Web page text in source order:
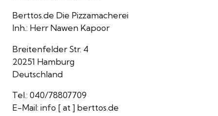
Berttos.de Die Pizzamacherei
Inh.: Herr Nawen Kapoor
Breitenfelder Str. 4
20251 Hamburg
Deutschland
Tel.: 040/78807709
E-Mail: info [ at ] berttos.de